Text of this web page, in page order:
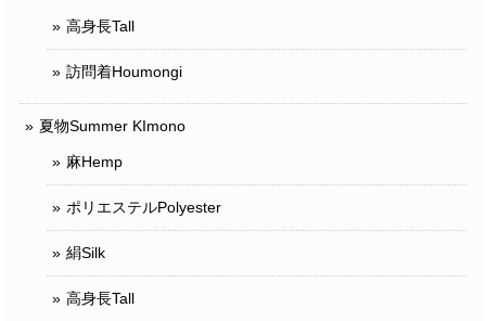
高身長Tall
訪問着Houmongi
夏物Summer KImono
麻Hemp
ポリエステルPolyester
絹Silk
高身長Tall